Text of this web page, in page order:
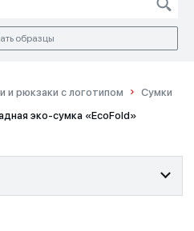
образцы
и рюкзаки с логотипом
Сумки
эко-сумка «EcoFold»